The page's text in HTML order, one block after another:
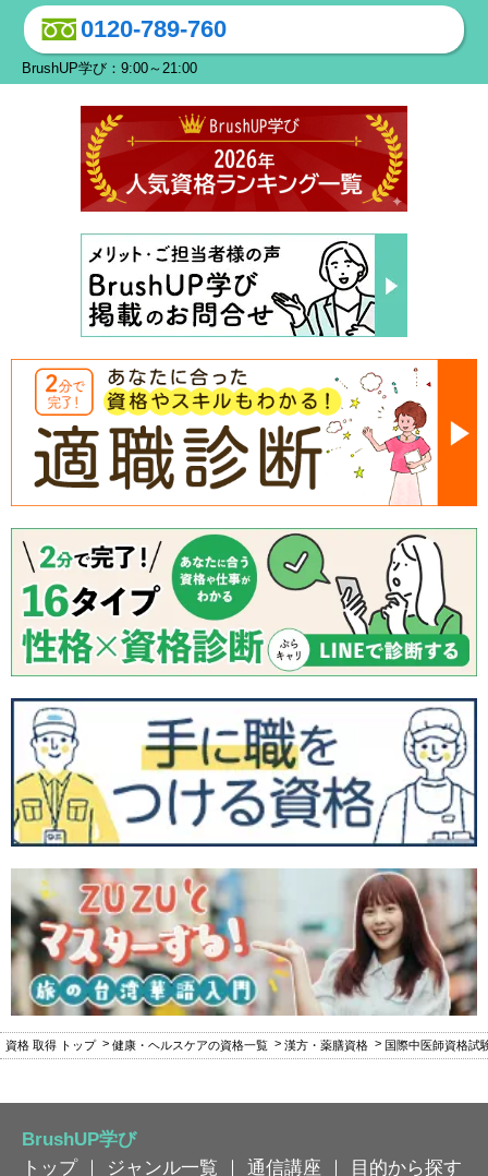
0120-789-760
BrushUP学び：9:00～21:00
資格 取得 トップ 健康・ヘルスケアの資格一覧 漢方・薬膳資格 国際中医師資格試
BrushUP学び
トップ｜ ジャンル一覧 ｜ 通信講座 ｜ 目的から探す